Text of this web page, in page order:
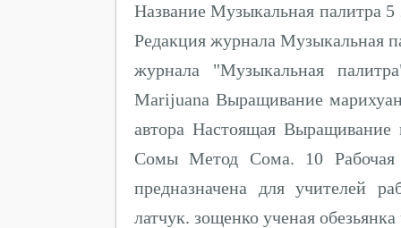
Название Музыкальная палитра 5
Редакция журнала Музыкальная
журнала "Музыкальная
Marijuana Выращивание
автора Настоящая
Сомы Метод Сома. 10
предназначена для учителей
латчук. зощенко ученая обезьянка